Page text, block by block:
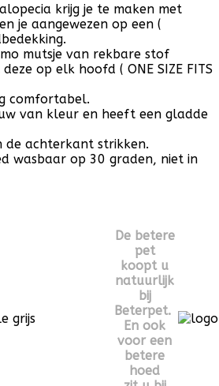
krijg je te maken met
je aangewezen op een (
mutsje van rekbare stof
op elk hoofd ( ONE SIZE FITS
comfortabel.
van kleur en heeft een gladde
de achterkant strikken.
wasbaar op 30 graden, niet in
De betere
pet
koopt u
natuurlijk
bij
Beterpet.
En ook
voor een
betere
hoed